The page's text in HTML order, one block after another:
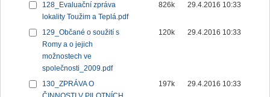
128_Evaluační zpráva
lokality Toužim a Teplá.pdf
826k 29.4.2016 10:33
129_Občané o soužití s
Romy a o jejich
možnostech ve
společnosti_2009.pdf
120k 29.4.2016 10:33
130_ZPRÁVA O
197k 29.4.2016 10:33